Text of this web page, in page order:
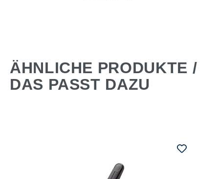
ÄHNLICHE PRODUKTE /
DAS PASST DAZU